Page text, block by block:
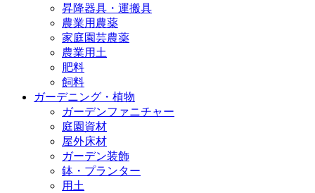
昇降器具・運搬具
農業用農薬
家庭園芸農薬
農業用土
肥料
飼料
ガーデニング・植物
ガーデンファニチャー
庭園資材
屋外床材
ガーデン装飾
鉢・プランター
用土